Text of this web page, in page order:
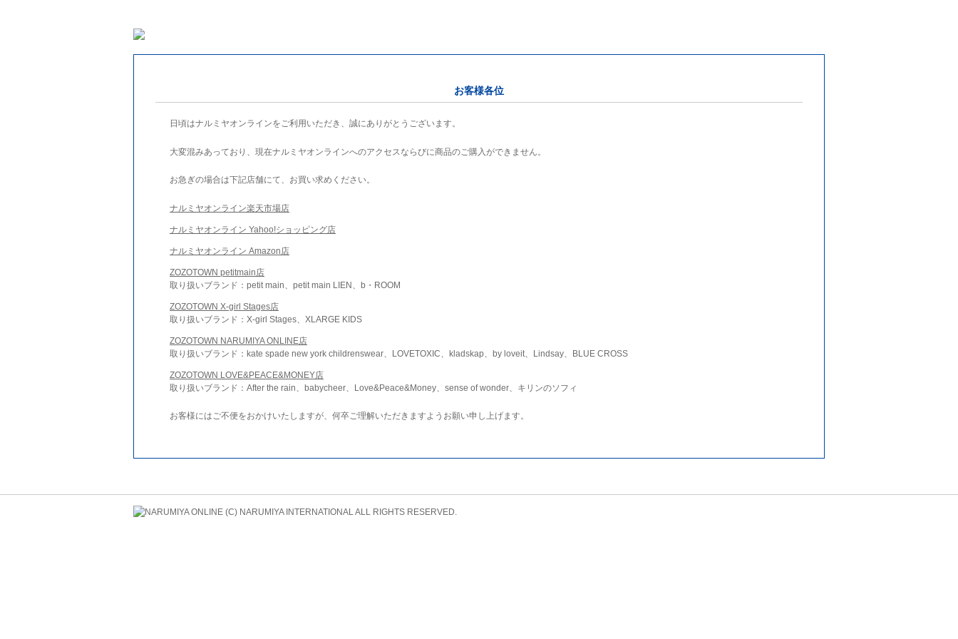
お客様各位
日頃はナルミヤオンラインをご利用いただき、誠にありがとうございます。
大変混みあっており、現在ナルミヤオンラインへのアクセスならびに商品のご購入ができません。
お急ぎの場合は下記店舗にて、お買い求めください。
ナルミヤオンライン楽天市場店
ナルミヤオンライン Yahoo!ショッピング店
ナルミヤオンライン Amazon店
ZOZOTOWN petitmain店
取り扱いブランド：petit main、petit main LIEN、b・ROOM
ZOZOTOWN X-girl Stages店
取り扱いブランド：X-girl Stages、XLARGE KIDS
ZOZOTOWN NARUMIYA ONLINE店
取り扱いブランド：kate spade new york childrenswear、LOVETOXIC、kladskap、by loveit、Lindsay、BLUE CROSS
ZOZOTOWN LOVE&PEACE&MONEY店
取り扱いブランド：After the rain、babycheer、Love&Peace&Money、sense of wonder、キリンのソフィ
お客様にはご不便をおかけいたしますが、何卒ご理解いただきますようお願い申し上げます。